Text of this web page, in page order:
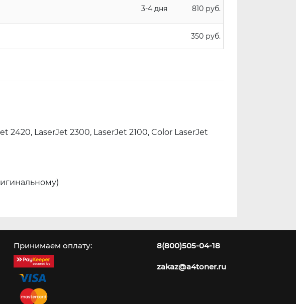
3-4 дня 810 руб.
350 руб.
2420, LaserJet 2300, LaserJet 2100, Color LaserJet
Принимаем оплату: 8(800)505-04-18
zakaz@a4toner.ru